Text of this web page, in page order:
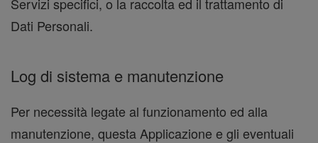
Dati Personali.
Log di sistema e manutenzione
Per necessità legate al funzionamento ed alla
manutenzione, questa Applicazione e gli eventuali